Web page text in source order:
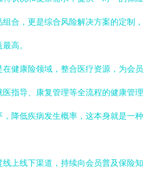
合，更是综合风险解决方案的定制，
高。
在健康险领域，整合医疗资源，为会员
指导、康复管理等全流程的健康管理
降低疾病发生概率，这本身就是一种
线上线下渠道，持续向会员普及保险知